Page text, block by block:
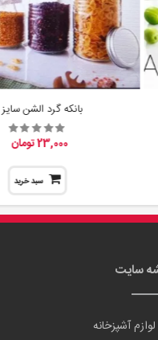
بانکه گرد الشن سایز 4
23,000 تومان
سبد خرید
سایت
لوازم آشپزخانه